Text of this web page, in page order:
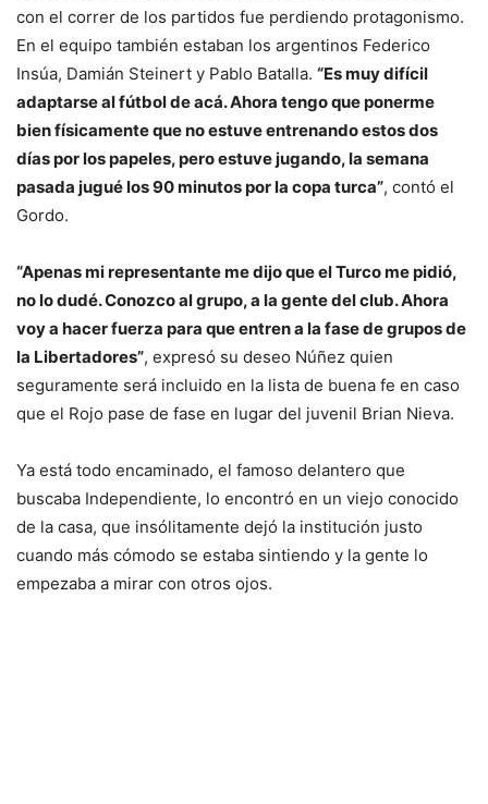
con el correr de los partidos fue perdiendo protagonismo.
En el equipo también estaban los argentinos Federico
Insúa, Damián Steinert y Pablo Batalla. “Es muy difícil
adaptarse al fútbol de acá. Ahora tengo que ponerme
bien físicamente que no estuve entrenando estos dos
días por los papeles, pero estuve jugando, la semana
pasada jugué los 90 minutos por la copa turca”, contó el
Gordo.
“Apenas mi representante me dijo que el Turco me pidió,
no lo dudé. Conozco al grupo, a la gente del club. Ahora
voy a hacer fuerza para que entren a la fase de grupos de
la Libertadores”, expresó su deseo Núñez quien
seguramente será incluido en la lista de buena fe en caso
que el Rojo pase de fase en lugar del juvenil Brian Nieva.
Ya está todo encaminado, el famoso delantero que
buscaba Independiente, lo encontró en un viejo conocido
de la casa, que insólitamente dejó la institución justo
cuando más cómodo se estaba sintiendo y la gente lo
empezaba a mirar con otros ojos.